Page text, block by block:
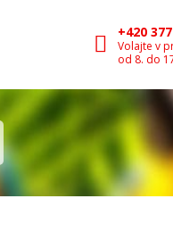
+420
Volajte v
od 8. do